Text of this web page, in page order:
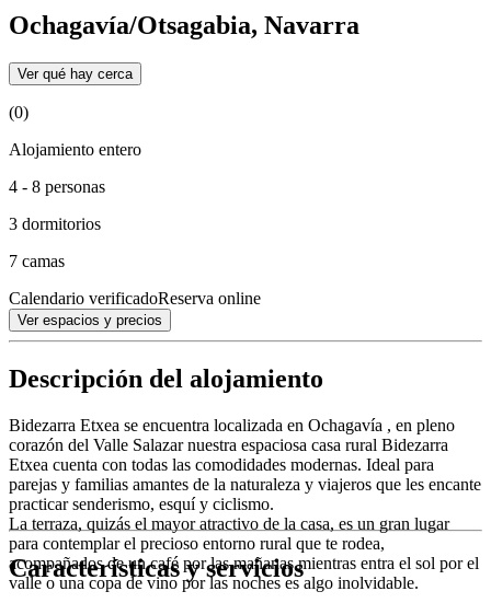
Ochagavía/Otsagabia, Navarra
Ver qué hay cerca
(0)
Alojamiento entero
4 - 8 personas
3 dormitorios
7 camas
Calendario verificadoReserva online
Ver espacios y precios
Descripción del alojamiento
Bidezarra Etxea se encuentra localizada en Ochagavía , en pleno
corazón del Valle Salazar nuestra espaciosa casa rural Bidezarra
Etxea cuenta con todas las comodidades modernas. Ideal para
parejas y familias amantes de la naturaleza y viajeros que les encante
practicar senderismo, esquí y ciclismo.
La terraza, quizás el mayor atractivo de la casa, es un gran lugar
para contemplar el precioso entorno rural que te rodea,
acompañados de un café por las mañanas mientras entra el sol por el
valle o una copa de vino por las noches es algo inolvidable.
Características y servicios